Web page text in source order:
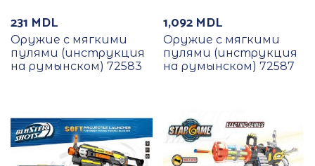
231 MDL
Оружие с мягкими
пулями (инструкция
на румынском) 72583
1,092 MDL
Оружие с мягкими
пулями (инструкция
на румынском) 72587